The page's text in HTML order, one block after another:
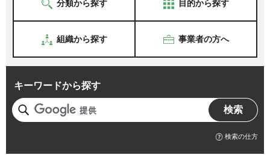
分類から探す 目的から探す
組織から探す 事業者の方へ
キーワードから探す
検索の仕方